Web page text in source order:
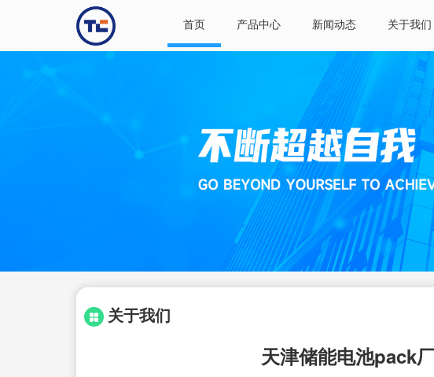
首页 产品中心 新闻动态 关于我们
关于我们
天津储能电池pack